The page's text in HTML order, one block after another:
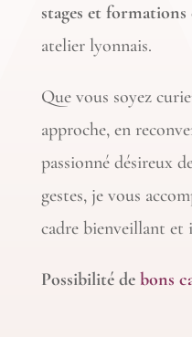
stages et
atelier lyonnais.
Que vous soyez
approche, en
passionné désireux
gestes, je vous
cadre bienveillant et
Possibilité de bons